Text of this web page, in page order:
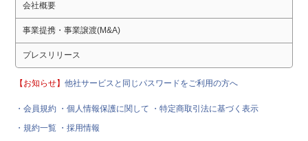
会社概要
事業提携・事業譲渡(M&A)
プレスリリース
【お知らせ】他社サービスと同じパスワードをご利用の方へ
・会員規約 ・個人情報保護に関して
・特定商取引法に基づく表示
・規約一覧 ・採用情報